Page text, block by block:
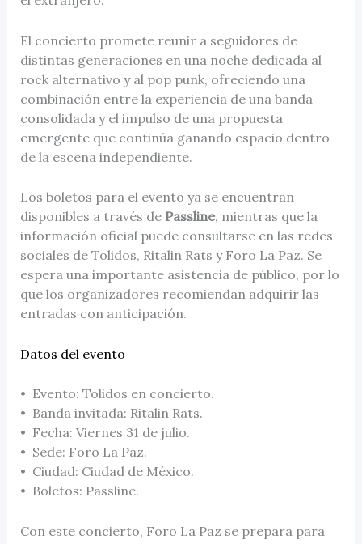
El concierto promete reunir a seguidores de
distintas generaciones en una noche dedicada al
rock alternativo y al pop punk, ofreciendo una
combinación entre la experiencia de una banda
consolidada y el impulso de una propuesta
emergente que continúa ganando espacio dentro
de la escena independiente.
Los boletos para el evento ya se encuentran
disponibles a través de Passline, mientras que la
información oficial puede consultarse en las redes
sociales de Tolidos, Ritalin Rats y Foro La Paz. Se
espera una importante asistencia de público, por lo
que los organizadores recomiendan adquirir las
entradas con anticipación.
Datos del evento
•⁠ ⁠Evento: Tolidos en concierto.
•⁠ ⁠Banda invitada: Ritalin Rats.
•⁠ ⁠Fecha: Viernes 31 de julio.
•⁠ ⁠Sede: Foro La Paz.
•⁠ ⁠Ciudad: Ciudad de México.
•⁠ ⁠Boletos: Passline.
Con este concierto, Foro La Paz se prepara para